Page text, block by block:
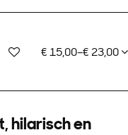
€ 15,00–€ 23,00
hilarisch en